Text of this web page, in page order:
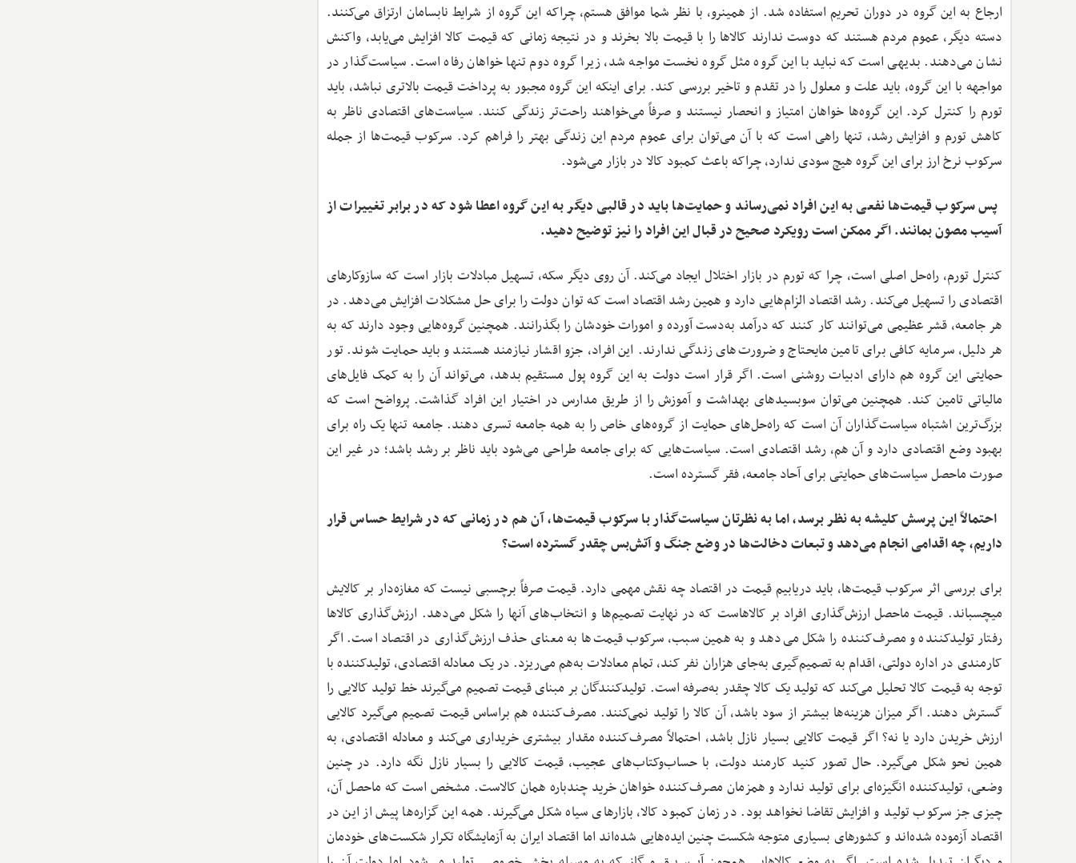
ارجاع به این گروه در دوران تحریم استفاده شد. از همین‎رو، با نظر شما موافق هستم، چراکه این گروه از شرایط نابسامان ارتزاق می‌کنند.
دسته دیگر، عموم مردم هستند که دوست ندارند کالاها را با قیمت بالا بخرند و در نتیجه زمانی که قیمت کالا افزایش می‌یابد، واکنش
نشان می‌دهند. بدیهی است که نباید با این گروه مثل گروه نخست مواجه شد، زیرا گروه دوم تنها خواهان رفاه است. سیاست‌گذار در
مواجهه با این گروه، باید علت و معلول را در تقدم و تاخیر بررسی کند. برای اینکه این گروه مجبور به پرداخت قیمت بالاتری نباشد، باید
تورم را کنترل کرد. این گروه‌ها خواهان امتیاز و انحصار نیستند و صرفاً می‌خواهند راحت‌تر زندگی کنند. سیاست‌های اقتصادی ناظر به
کاهش تورم و افزایش رشد، تنها راهی است که با آن می‌توان برای عموم مردم این زندگی بهتر را فراهم کرد. سرکوب قیمت‌ها از جمله
سرکوب نرخ ارز برای این گروه هیچ سودی ندارد، چراکه باعث کمبود کالا در بازار می‌شود.
‌ پس سرکوب قیمت‌ها نفعی به این افراد نمی‌رساند و حمایت‌ها باید در قالبی دیگر به این گروه اعطا شود که در برابر تغییرات از
آسیب مصون بمانند. اگر ممکن است رویکرد صحیح در قبال این افراد را نیز توضیح دهید.
کنترل تورم، راه‌حل اصلی است، چرا که تورم در بازار اختلال ایجاد می‌کند. آن روی دیگر سکه، تسهیل مبادلات بازار است که سازوکارهای
اقتصادی را تسهیل می‌کند. رشد اقتصاد الزام‌هایی دارد و همین رشد اقتصاد است که توان دولت را برای حل مشکلات افزایش می‌دهد. در
هر جامعه، قشر عظیمی می‌توانند کار کنند که درآمد به‌دست آورده و امورات خودشان را بگذرانند. همچنین گروه‌هایی وجود دارند که به
هر دلیل، سرمایه کافی برای تامین مایحتاج و ضرورت‌های زندگی ندارند. این افراد، جزو اقشار نیازمند هستند و باید حمایت شوند. تور
حمایتی این گروه هم دارای ادبیات روشنی است. اگر قرار است دولت به این گروه پول مستقیم بدهد، می‌تواند آن را به ‌کمک فایل‌های
مالیاتی تامین کند. همچنین می‌توان سوبسیدهای بهداشت و آموزش را از طریق مدارس در اختیار این افراد گذاشت. پرواضح است که
بزرگ‌ترین اشتباه سیاست‌گذاران آن است که راه‌حل‌های حمایت از گروه‌های خاص را به همه جامعه تسری دهند. جامعه تنها یک راه برای
بهبود وضع اقتصادی دارد و آن هم، رشد اقتصادی است. سیاست‌هایی که برای جامعه طراحی می‌شود باید ناظر بر رشد باشد؛ در غیر این
صورت ماحصل سیاست‌های حمایتی برای آحاد جامعه، فقر گسترده است.
‌ احتمالاً این پرسش کلیشه به نظر برسد، اما به نظرتان سیاست‌گذار با سرکوب قیمت‌ها، آن هم در زمانی که در شرایط حساس قرار
داریم، چه اقدامی انجام می‌دهد و تبعات دخالت‌ها در وضع جنگ و آتش‌بس چقدر گسترده است؟
برای بررسی اثر سرکوب قیمت‌ها، باید دریابیم قیمت در اقتصاد چه نقش مهمی دارد. قیمت صرفاً برچسبی نیست که مغازه‌دار بر کالایش
می‎چسباند. قیمت ماحصل ارزش‌گذاری افراد بر کالاهاست که در نهایت تصمیم‌ها و انتخاب‌های آنها را شکل می‌دهد. ارزش‌گذاری کالاها
رفتار تولیدکننده و مصرف‌کننده را شکل می‌دهد و به همین سبب، سرکوب قیمت‌ها به معنای حذف ارزش‌گذاری در اقتصاد است. اگر
کارمندی در اداره دولتی، اقدام به تصمیم‌گیری به‌جای هزاران نفر کند، تمام معادلات به‌هم می‌ریزد. در یک معادله اقتصادی، تولیدکننده با
توجه به قیمت کالا تحلیل می‌کند که تولید یک کالا چقدر به‌صرفه است. تولیدکنندگان بر مبنای قیمت تصمیم می‌گیرند خط تولید کالایی را
گسترش دهند. اگر میزان هزینه‌ها بیشتر از سود باشد، آن کالا را تولید نمی‌کنند. مصرف‌کننده هم براساس قیمت تصمیم می‌گیرد کالایی
ارزش خریدن دارد یا نه؟ اگر قیمت کالایی بسیار نازل باشد، احتمالاً مصرف‌کننده مقدار بیشتری خریداری می‌کند و معادله اقتصادی، به
همین ‌نحو شکل می‌گیرد. حال تصور کنید کارمند دولت، با حساب‌وکتاب‌های عجیب، قیمت کالایی را بسیار نازل نگه دارد. در چنین
وضعی، تولیدکننده انگیزه‌ای برای تولید ندارد و همزمان مصرف‌کننده خواهان خرید چندباره همان کالاست. مشخص است که ماحصل آن،
چیزی جز سرکوب تولید و افزایش تقاضا نخواهد بود. در زمان کمبود کالا، بازارهای سیاه شکل می‌گیرند. همه این گزاره‌ها پیش از این در
اقتصاد آزموده شده‌اند و کشورهای بسیاری متوجه شکست چنین ایده‌هایی شده‌اند اما اقتصاد ایران به آزمایشگاه تکرار شکست‌های خودمان